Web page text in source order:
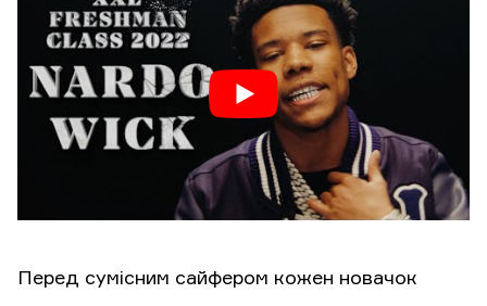
Перед сумісним сайфером кожен новачок